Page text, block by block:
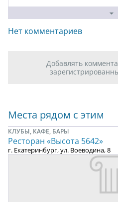
Нет комментариев
Добавлять
Места рядом с этим
КЛУБЫ, КАФЕ, БАРЫ
Ресторан «Высота 5642»
г. Екатеринбург, ул. Воеводина, 8